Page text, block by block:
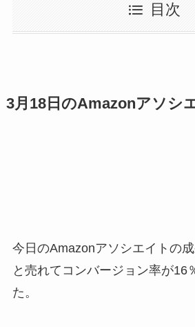
目次
3月18日のAmazonアソシ
今日のAmazonアソシエイトの
と売れてコンバージョン率が16
た。